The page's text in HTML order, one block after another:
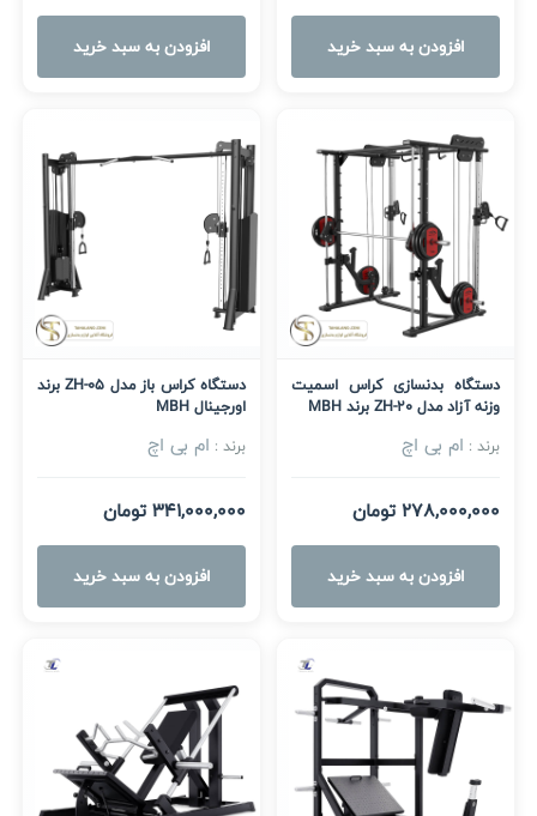
افزودن به سبد خرید افزودن به سبد خرید
دستگاه بدنسازی کراس اسمیت
وزنه آزاد مدل ZH-20 برند MBH
برند : ام بی اچ
278,000,000 تومان
افزودن به سبد خرید
دستگاه کراس باز مدل ZH-05 برند
اورجینال MBH
برند : ام بی اچ
341,000,000 تومان
افزودن به سبد خرید